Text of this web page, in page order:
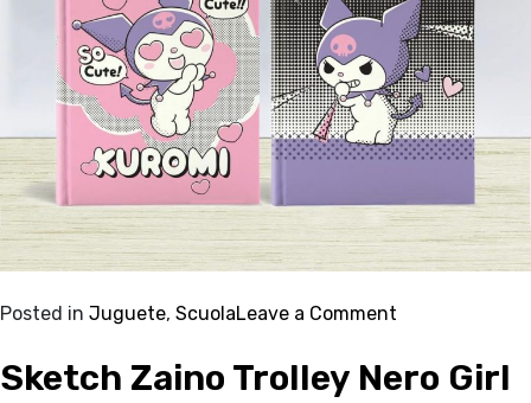
Posted in Juguete, ScuolaLeave a Comment
Diari
Sketch Zaino Trolley Nero Girl